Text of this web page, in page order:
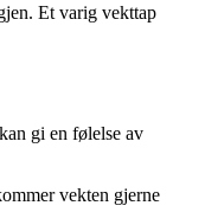
Et varig vekttap
gi en følelse av
vekten gjerne